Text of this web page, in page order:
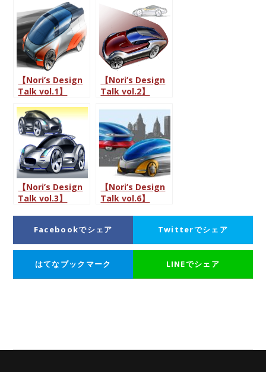
Nori’s Design
Talk vol.2
Talk vol.1
【Nori’s Design
Talk vol.1】
スーパースポー
ツ？
【Nori’s Design
Talk vol.2】
憧れの仕事？
【Nori’s Design
Talk vol.3】
【Nori’s Design
Talk vol.6】
Facebookでシェア Twitterでシェア
はてなブックマーク LINEでシェア